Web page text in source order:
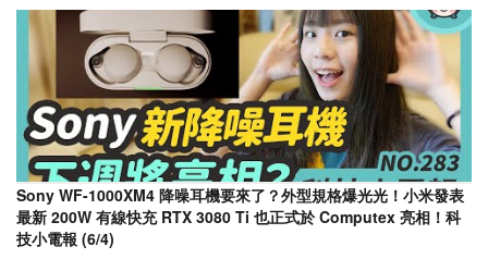
Sony WF-1000XM4 降噪耳機要來了？外型規格爆光光！小米發表
最新 200W 有線快充 RTX 3080 Ti 也正式於 Computex 亮相！科
技小電報 (6/4)